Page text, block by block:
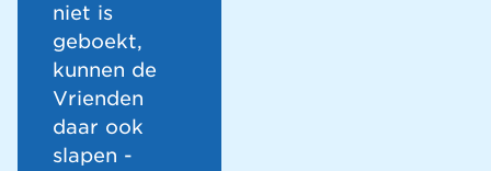
niet is
geboekt,
kunnen de
Vrienden
daar ook
slapen -